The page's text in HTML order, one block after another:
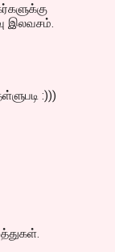
இலவசம்.
:)))